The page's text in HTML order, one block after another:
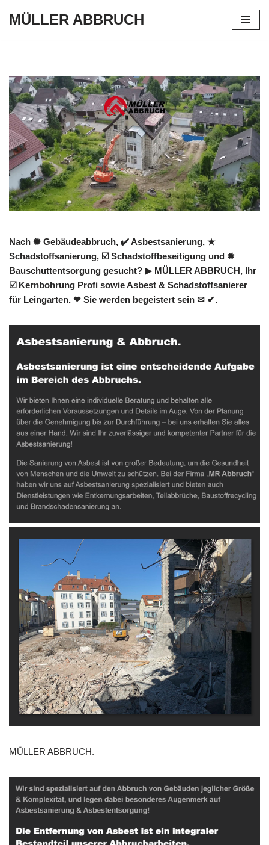
MÜLLER ABBRUCH
Nach ✺ Gebäudeabbruch, ✔️ Asbestsanierung, ★
Schadstoffsanierung, ☑️ Schadstoffbeseitigung und ✹
Bauschuttentsorgung gesucht? ▶︎ MÜLLER ABBRUCH, Ihr
☑️ Kernbohrung Profi sowie Asbest & Schadstoffsanierer
für Leingarten. ❤ Sie werden begeistert sein ✉ ✔.
MÜLLER ABBRUCH.